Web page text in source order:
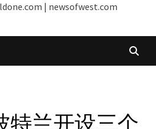
| newsofwest.com
特兰开设三个